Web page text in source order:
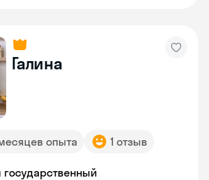
Галина
опыта 1 отзыв
государственный